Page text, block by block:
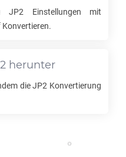
JP2 Einstellungen mit
Konvertieren.
herunter
dieJP2 Konvertierung